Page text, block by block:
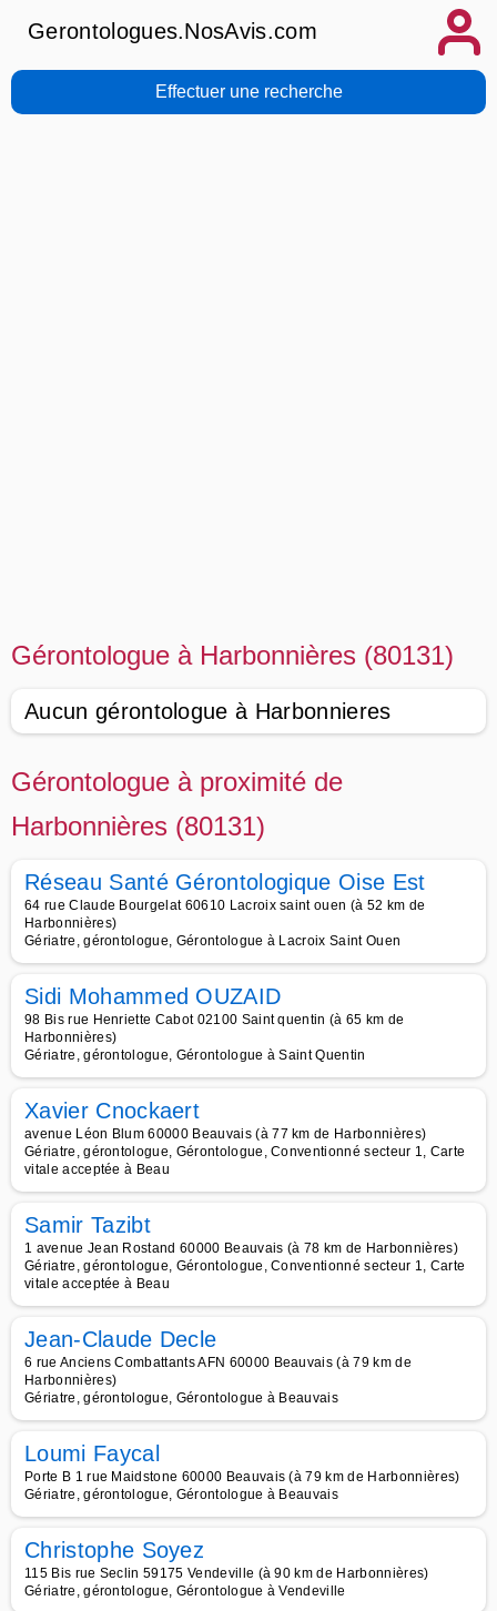
Gerontologues.NosAvis.com
Effectuer une recherche
Gérontologue à Harbonnières (80131)
Aucun gérontologue à Harbonnieres
Gérontologue à proximité de
Harbonnières (80131)
Réseau Santé Gérontologique Oise Est
64 rue Claude Bourgelat 60610 Lacroix saint ouen (à 52 km de
Harbonnières)
Gériatre, gérontologue, Gérontologue à Lacroix Saint Ouen
Sidi Mohammed OUZAID
98 Bis rue Henriette Cabot 02100 Saint quentin (à 65 km de
Harbonnières)
Gériatre, gérontologue, Gérontologue à Saint Quentin
Xavier Cnockaert
avenue Léon Blum 60000 Beauvais (à 77 km de Harbonnières)
Gériatre, gérontologue, Gérontologue, Conventionné secteur 1, Carte
vitale acceptée à Beau
Samir Tazibt
1 avenue Jean Rostand 60000 Beauvais (à 78 km de Harbonnières)
Gériatre, gérontologue, Gérontologue, Conventionné secteur 1, Carte
vitale acceptée à Beau
Jean-Claude Decle
6 rue Anciens Combattants AFN 60000 Beauvais (à 79 km de
Harbonnières)
Gériatre, gérontologue, Gérontologue à Beauvais
Loumi Faycal
Porte B 1 rue Maidstone 60000 Beauvais (à 79 km de Harbonnières)
Gériatre, gérontologue, Gérontologue à Beauvais
Christophe Soyez
115 Bis rue Seclin 59175 Vendeville (à 90 km de Harbonnières)
Gériatre, gérontologue, Gérontologue à Vendeville